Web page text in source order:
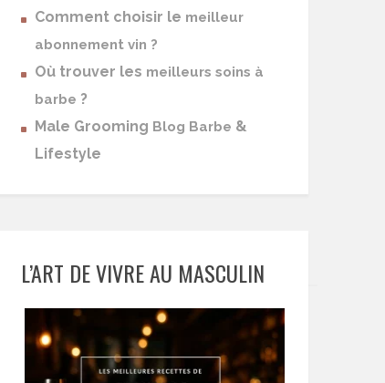
Comment choisir le meilleur
abonnement vin ?
Où trouver les meilleurs soins à
barbe ?
Male Grooming Blog Barbe &
Lifestyle
L’ART DE VIVRE AU MASCULIN